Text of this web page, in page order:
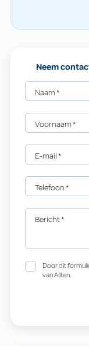
Neem
Naam*
Voornaam*
E-mail*
Telefoon*
Bericht*
Door dit
van Allten.